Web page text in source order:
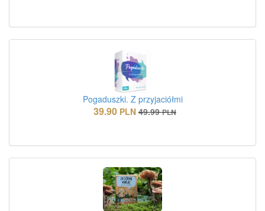
Pogaduszki. Z przyjaciółmi
39.90 PLN 49.99 PLN